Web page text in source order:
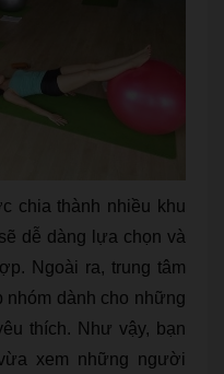
chia thành nhiều khu
dễ dàng lựa chọn và
Ngoài ra, trung tâm
nhóm dành cho những
thích. Như vậy, bạn
xem những người